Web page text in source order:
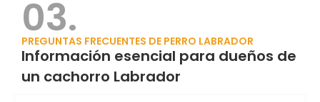
03.
PREGUNTAS FRECUENTES DE PERRO LABRADOR
Información esencial para dueños de
un cachorro Labrador